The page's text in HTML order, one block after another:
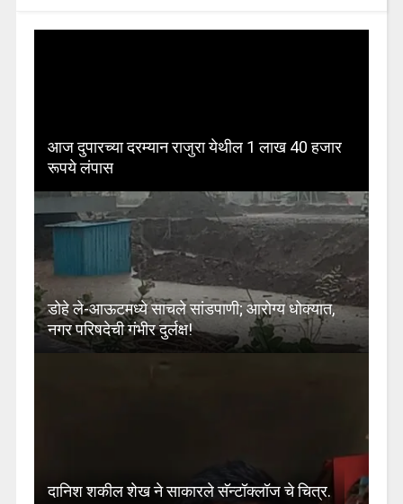
आज दुपारच्या दरम्यान राजुरा येथील 1 लाख 40 हजार
रूपये लंपास
डोहे ले-आऊटमध्ये साचले सांडपाणी; आरोग्य धोक्यात,
नगर परिषदेची गंभीर दुर्लक्ष!
दानिश शकील शेख ने साकारले सॅन्टॉक्लॉज चे चित्र.